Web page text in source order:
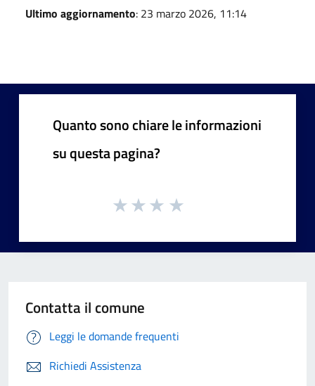
Ultimo aggiornamento: 23 marzo 2026, 11:14
Quanto sono chiare le informazioni
su questa pagina?
Contatta il comune
Leggi le domande frequenti
Richiedi Assistenza